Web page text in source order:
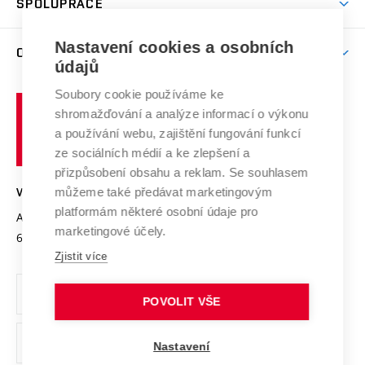
Celoživotní vzdělávání
E-přihláška
Závěrečné práce
Doktorské studium
Studium bez bariér
Podpora podnikání
Mezinárodní vědecká rada
Systém zajišťování kvality výzkumu
Výzkumné infrastruktury
Transfer znalostí
Open Science
Projekty
Projekty ze strukturálních fondů
Specifický výzkum
SPOLUPRÁCE
Firemní spolupráce
Zahraniční spolupráce
Spolupráce se školami
Mezinárodní dohody
Univerzitní sítě
O UNIVERZITĚ
Profil univerzity
Udržitelná univerzita
Podnikavá univerzita / ContriBUTe
Bezpečná univerzita
Vyznamenání
Organizační struktura
Ochrana osobních údajů
odkaz)
učení
technické
Brně
VYSOKÉ UČENÍ TECHNICKÉ V BRNĚ
Antonínská 548/1
602 00 Brno
www.vut.cz
vut@vutbr.cz
Nastavení cookies a osobních
údajů
Soubory cookie používáme ke
shromažďování a analýze informací o výkonu
a používání webu, zajištění fungování funkcí
ze sociálních médií a ke zlepšení a
přizpůsobení obsahu a reklam. Se souhlasem
můžeme také předávat marketingovým
platformám některé osobní údaje pro
marketingové účely.
Zjistit více
POVOLIT VŠE
Nastavení